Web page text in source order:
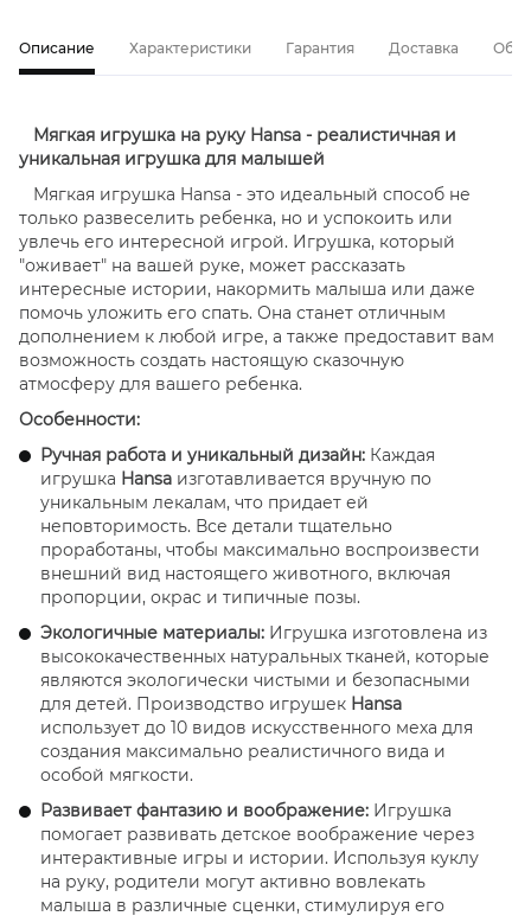
Описание Характеристики Гарантия Доставка
Мягкая игрушка на руку Hansa - реалистичная и
уникальная игрушка для малышей
Мягкая игрушка Hansa - это идеальный способ не
только развеселить ребенка, но и успокоить или
увлечь его интересной игрой. Игрушка, который
"оживает" на вашей руке, может рассказать
интересные истории, накормить малыша или даже
помочь уложить его спать. Она станет отличным
дополнением к любой игре, а также предоставит вам
возможность создать настоящую сказочную
атмосферу для вашего ребенка.
Особенности:
Ручная работа и уникальный дизайн: Каждая
игрушка Hansa изготавливается вручную по
уникальным лекалам, что придает ей
неповторимость. Все детали тщательно
проработаны, чтобы максимально воспроизвести
внешний вид настоящего животного, включая
пропорции, окрас и типичные позы.
Экологичные материалы: Игрушка изготовлена из
высококачественных натуральных тканей, которые
являются экологически чистыми и безопасными
для детей. Производство игрушек Hansa
использует до 10 видов искусственного меха для
создания максимально реалистичного вида и
особой мягкости.
Развивает фантазию и воображение: Игрушка
помогает развивать детское воображение через
интерактивные игры и истории. Используя куклу
на руку, родители могут активно вовлекать
малыша в различные сценки, стимулируя его